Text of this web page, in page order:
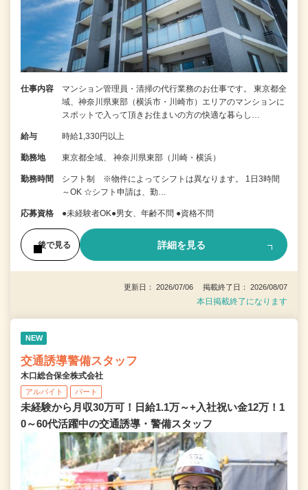
仕事内容
マンション管理員・清掃の代行業務のお仕事です。 東京都全
域、神奈川県東部（横浜市・川崎市）エリアのマンションに
スポットで入って頂きお住まいの方の快適な暮らし…
給与 時給1,330円以上
勤務地 東京都全域、 神奈川県東部（川崎・横浜）
勤務時間
シフト制 ※物件によってシフトは異なります。 1日3時間
～OK ☆シフト申請は、勤…
応募資格 ●未経験者OK●男女、年齢不問 ●資格不問
後で見る 詳細を見る
更新日： 2026/07/06 掲載終了日： 2026/08/07
本日掲載終了になります
NEW
交通誘導警備スタッフ
木口総合保全株式会社
アルバイト パート
未経験から月収30万可！日給1.1万～+入社祝い金12万！1
0～60代活躍中の交通誘導・警備スタッフ